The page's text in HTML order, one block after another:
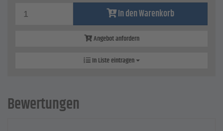
In den Warenkorb
Angebot anfordern
In Liste eintragen
Bewertungen